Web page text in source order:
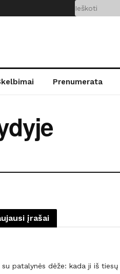
Prenumerata
įrašai
su patalynės dėže: kada ji iš